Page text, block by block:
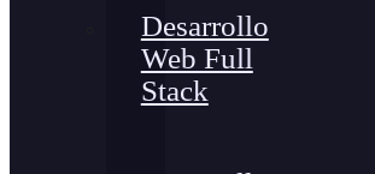
Desarrollo
Web Full
Stack